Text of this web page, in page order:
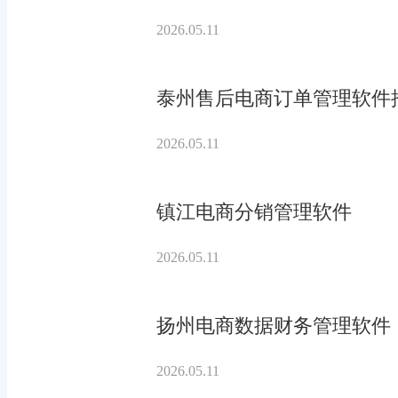
2026.05.11
泰州售后电商订单管理软件
2026.05.11
镇江电商分销管理软件
2026.05.11
扬州电商数据财务管理软件
2026.05.11